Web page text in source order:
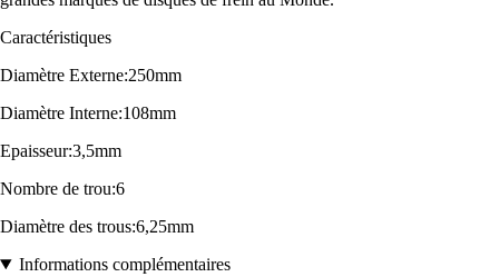
Caractéristiques
Diamètre Externe:250mm
Diamètre Interne:108mm
Epaisseur:3,5mm
Nombre de trou:6
Diamètre des trous:6,25mm
Informations complémentaires